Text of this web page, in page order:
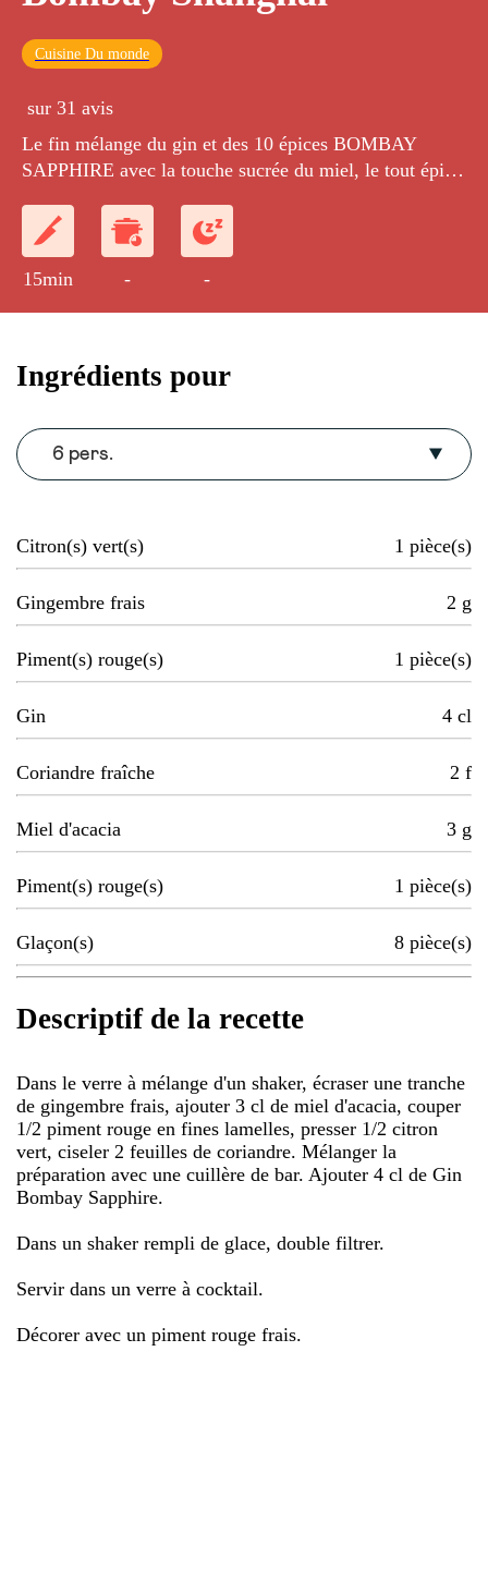
Cuisine Du monde
sur 31 avis
Le fin mélange du gin et des 10 épices BOMBAY
SAPPHIRE avec la touche sucrée du miel, le tout épicé
cocktail créatif et contemporain.
15min - -
Ingrédients pour
6 pers.
Citron(s) vert(s) 1 pièce(s)
Gingembre frais 2 g
Piment(s) rouge(s) 1 pièce(s)
Gin 4 cl
Coriandre fraîche 2 f
Miel d'acacia 3 g
Piment(s) rouge(s) 1 pièce(s)
Glaçon(s) 8 pièce(s)
Descriptif de la recette
Dans le verre à mélange d'un shaker, écraser une tranche
de gingembre frais, ajouter 3 cl de miel d'acacia, couper
1/2 piment rouge en fines lamelles, presser 1/2 citron
vert, ciseler 2 feuilles de coriandre. Mélanger la
préparation avec une cuillère de bar. Ajouter 4 cl de Gin
Bombay Sapphire.
Dans un shaker rempli de glace, double filtrer.
Servir dans un verre à cocktail.
Décorer avec un piment rouge frais.